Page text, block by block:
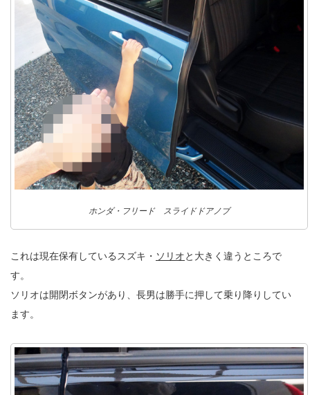
ホンダ・フリード スライドドアノブ
これは現在保有しているスズキ・ ソリオと大きく違うところで
す。
ソリオは開閉ボタンがあり、長男は勝手に押して乗り降りしてい
ます。